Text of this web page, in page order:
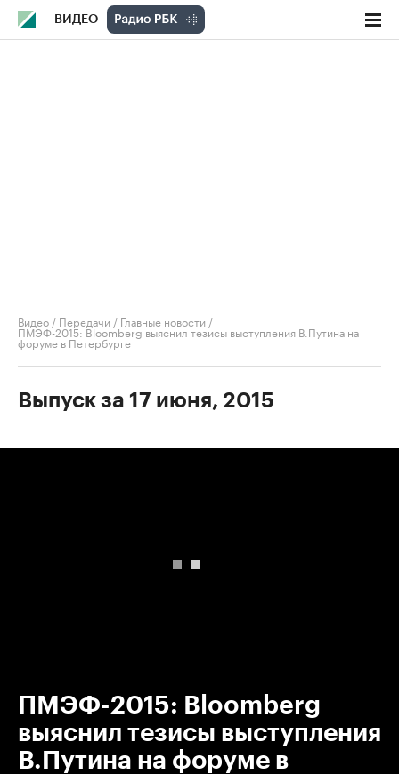
ВИДЕО
Видео / Передачи / Главные новости /
ПМЭФ-2015: Bloomberg выяснил тезисы выступления В.Путина на
форуме в Петербурге
Выпуск за 17 июня, 2015
ПМЭФ-2015: Bloomberg
выяснил тезисы выступления
В.Путина на форуме в